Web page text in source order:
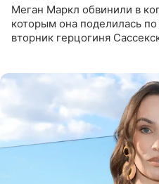
Меган Маркл обвинили в
которым она поделилась
вторник герцогиня